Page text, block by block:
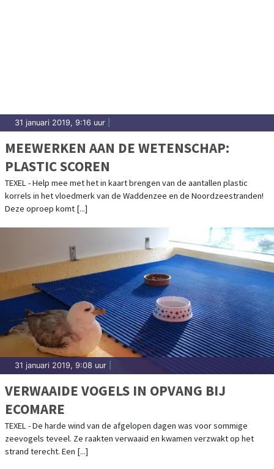
31 januari 2019, 9:16 uur
MEEWERKEN AAN DE WETENSCHAP:
PLASTIC SCOREN
TEXEL - Help mee met het in kaart brengen van de aantallen plastic
korrels in het vloedmerk van de Waddenzee en de Noordzeestranden!
Deze oproep komt [...]
31 januari 2019, 9:08 uur
VERWAAIDE VOGELS IN OPVANG BIJ
ECOMARE
TEXEL - De harde wind van de afgelopen dagen was voor sommige
zeevogels teveel. Ze raakten verwaaid en kwamen verzwakt op het
strand terecht. Een [...]